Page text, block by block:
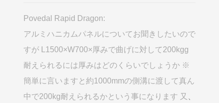
Povedal Rapid Dragon:
アルミハニカムパネルについてお聞きしたいので
すが L1500×W700×厚みで曲げに対して200kgg
耐えられるには厚みはどのくらいでしょうか ※
簡単に言いますと約1000mmの側溝に渡して真ん
中で200kg耐えられるかという事になります 又